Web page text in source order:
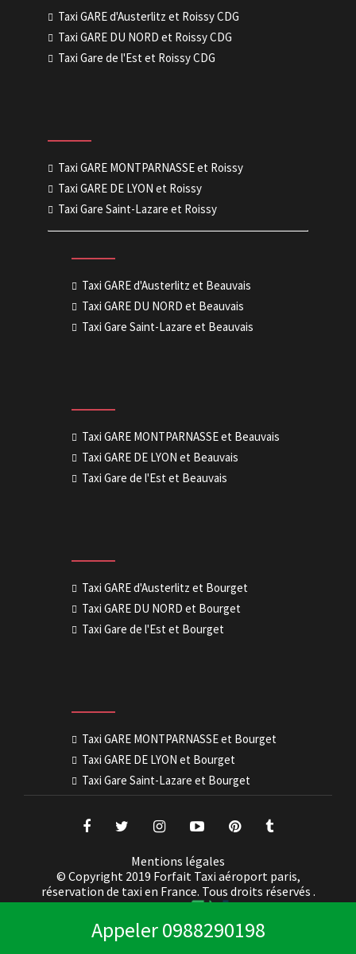
Taxi GARE d'Austerlitz et Roissy CDG
Taxi GARE DU NORD et Roissy CDG
Taxi Gare de l'Est et Roissy CDG
Taxi GARE MONTPARNASSE et Roissy
Taxi GARE DE LYON et Roissy
Taxi Gare Saint-Lazare et Roissy
Taxi GARE d'Austerlitz et Beauvais
Taxi GARE DU NORD et Beauvais
Taxi Gare Saint-Lazare et Beauvais
Taxi GARE MONTPARNASSE et Beauvais
Taxi GARE DE LYON et Beauvais
Taxi Gare de l'Est et Beauvais
Taxi GARE d'Austerlitz et Bourget
Taxi GARE DU NORD et Bourget
Taxi Gare de l'Est et Bourget
Taxi GARE MONTPARNASSE et Bourget
Taxi GARE DE LYON et Bourget
Taxi Gare Saint-Lazare et Bourget
Mentions légales
© Copyright 2019 Forfait Taxi aéroport paris,
réservation de taxi en France. Tous droits réservés .
Création parJINFO
Appeler0988290198